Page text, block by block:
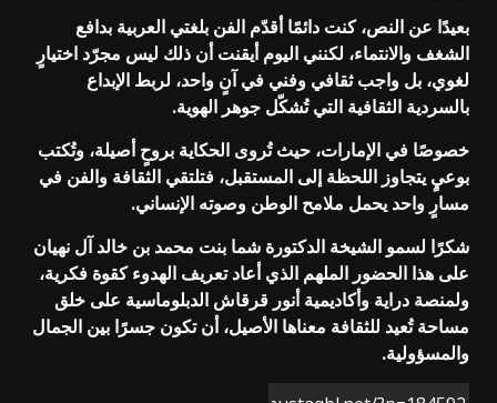
بعيدًا عن النص، كنت دائمًا أقدّم الفن بلغتي العربية بدافع
الشغف والانتماء، لكنني اليوم أيقنت أن ذلك ليس مجرّد اختيارٍ
لغوي، بل واجب ثقافي وفني في آنٍ واحد، لربط الإبداع
بالسردية الثقافية التي تُشكّل جوهر الهوية.
خصوصًا في الإمارات، حيث تُروى الحكاية بروحٍ أصيلة، وتُكتب
بوعيٍ يتجاوز اللحظة إلى المستقبل، فتلتقي الثقافة والفن في
مسارٍ واحد يحمل ملامح الوطن وصوته الإنساني.
شكرًا لسمو الشيخة الدكتورة شما بنت محمد بن خالد آل نهيان
على هذا الحضور الملهم الذي أعاد تعريف الهدوء كقوة فكرية،
ولمنصة دراية وأكاديمية أنور قرقاش الدبلوماسية على خلق
مساحة تُعيد للثقافة معناها الأصيل، أن تكون جسرًا بين الجمال
والمسؤولية.⁩